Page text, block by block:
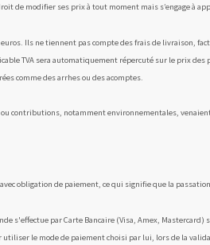
de modifier ses prix à tout moment mais s’engage à
Ils ne tiennent pas compte des frais de livraison,
TVA sera automatiquement répercuté sur le prix
comme des arrhes ou des acomptes.
notamment envi­ronnementales, venaient
obligation de paiement, ce qui signifie que la
par Carte Bancaire (Visa, Amex, Mastercard)
le mode de paiement choisi par lui, lors de la